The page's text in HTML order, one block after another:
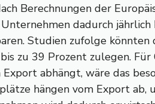
Berechnungen der
dadurch jährlich
Studien zufolge könnten
zu 39 Prozent zulegen. Für
abhängt, wäre das
hängen vom Export ab,